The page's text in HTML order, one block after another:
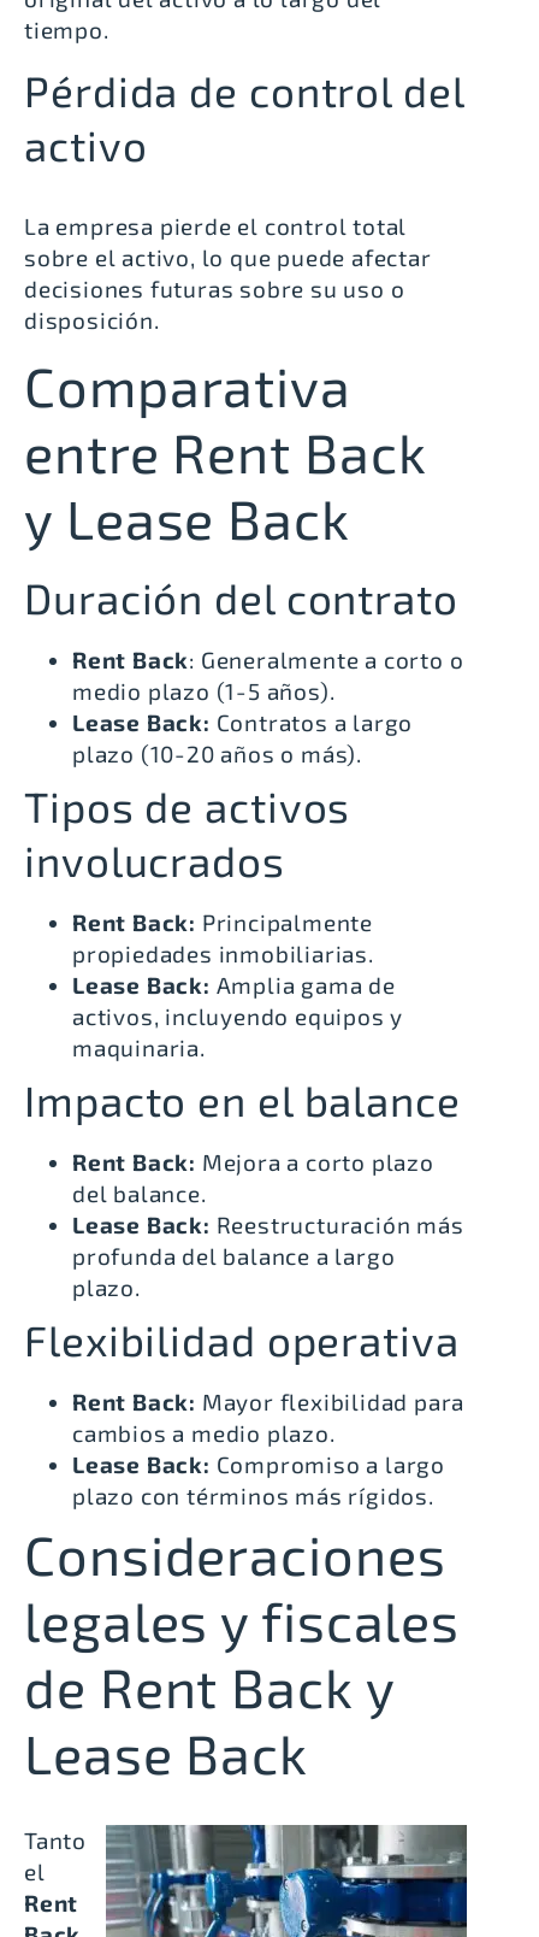
tiempo.
Pérdida de control del
activo
La empresa pierde el control total
sobre el activo, lo que puede afectar
decisiones futuras sobre su uso o
disposición.
Comparativa
entre Rent Back
y Lease Back
Duración del contrato
Rent Back: Generalmente a corto o
medio plazo (1-5 años).
Lease Back: Contratos a largo
plazo (10-20 años o más).
Tipos de activos
involucrados
Rent Back: Principalmente
propiedades inmobiliarias.
Lease Back: Amplia gama de
activos, incluyendo equipos y
maquinaria.
Impacto en el balance
Rent Back: Mejora a corto plazo
del balance.
Lease Back: Reestructuración más
profunda del balance a largo
plazo.
Flexibilidad operativa
Rent Back: Mayor flexibilidad para
cambios a medio plazo.
Lease Back: Compromiso a largo
plazo con términos más rígidos.
Consideraciones
legales y fiscales
de Rent Back y
Lease Back
Tanto
el
Rent